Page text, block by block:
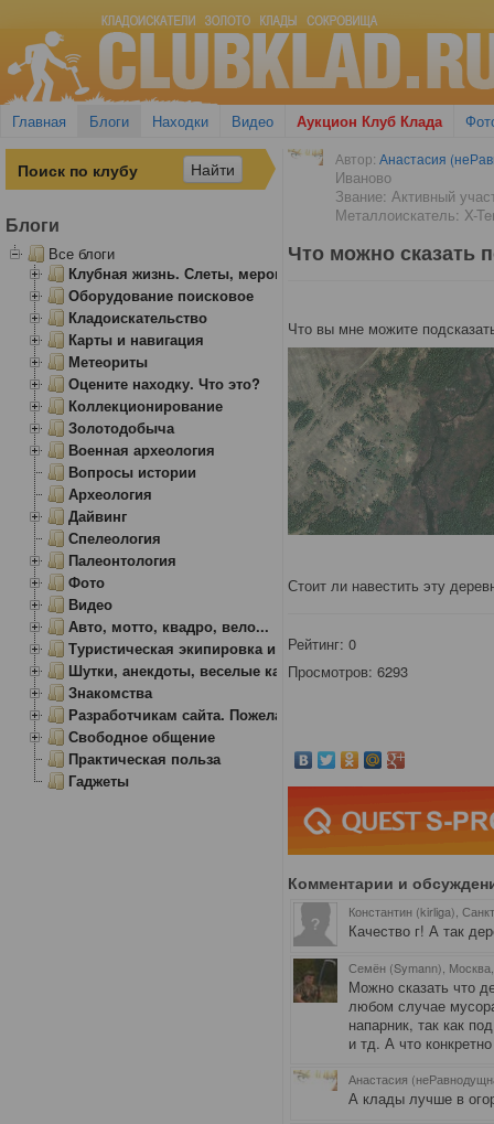
Главная Блоги Находки Видео Аукцион Клуб Клада
Автор: Анастасия
Иваново
Звание: Активный
Металлоискатель: X-
Что можно сказать
Что вы мне можите
Стоит ли навестить эту
Рейтинг:0
Просмотров: 6293
Комментарии и
Константин (kirliga),
Качество г! А так
Семён (Symann), Москва
Можно сказать что
любом случае
напарник, так как
и тд. А что
Анастасия
А клады лучше в
Блоги
Все блоги
Клубная жизнь. Слеты, мероприятия
Оборудование поисковое
Кладоискательство
Карты и навигация
Метеориты
Оцените находку. Что это?
Коллекционирование
Золотодобыча
Военная археология
Вопросы истории
Археология
Дайвинг
Спелеология
Палеонтология
Фото
Видео
Авто, мотто, квадро, вело...
Туристическая экипировка и снаряжение
Шутки, анекдоты, веселые картинки
Знакомства
Разработчикам сайта. Пожелания, замечания.
Свободное общение
Практическая польза
Гаджеты